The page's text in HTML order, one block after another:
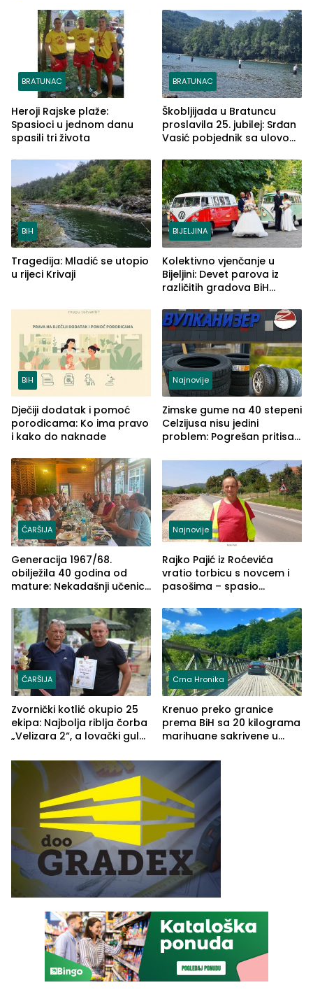
BRATUNAC
Heroji Rajske plaže:
Spasioci u jednom danu
spasili tri života
BRATUNAC
Škobljijada u Bratuncu
proslavila 25. jubilej: Srđan
Vasić pobjednik sa ulovom
BiH
Tragedija: Mladić se utopio
u rijeci Krivaji
BIJELJINA
Kolektivno vjenčanje u
Bijeljini: Devet parova iz
različitih gradova BiH
BiH
Dječiji dodatak i pomoć
porodicama: Ko ima pravo
i kako do naknade
Najnovije
Zimske gume na 40 stepeni
Celzijusa nisu jedini
problem: Pogrešan pritisak
ČARŠIJA
Generacija 1967/68.
obilježila 40 godina od
mature: Nekadašnji učenici
(FOTO)
Najnovije
Rajko Pajić iz Roćevića
vratio torbicu s novcem i
pasošima – spasio
Grčkoj
ČARŠIJA
Zvornički kotlić okupio 25
ekipa: Najbolja riblja čorba
„Velizara 2“, a lovački gulaš
Crna Hronika
Krenuo preko granice
prema BiH sa 20 kilograma
marihuane sakrivene u